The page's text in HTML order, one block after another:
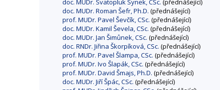
doc. MUDr. Svatopluk Synek, CSc. (přednášející)
doc. MUDr. Roman Šefr, Ph.D. (přednášející)
prof. MUDr. Pavel Ševčík, CSc. (přednášející)
doc. MUDr. Kamil Ševela, CSc. (přednášející)
doc. MUDr. Jan Šimůnek, CSc. (přednášející)
doc. RNDr. Jiřina Škorpíková, CSc. (přednášející)
prof. MUDr. Pavel Šlampa, CSc. (přednášející)
prof. MUDr. Ivo Šlapák, CSc. (přednášející)
prof. MUDr. David Šmajs, Ph.D. (přednášející)
doc. MUDr. Jiří Špác, CSc. (přednášející)